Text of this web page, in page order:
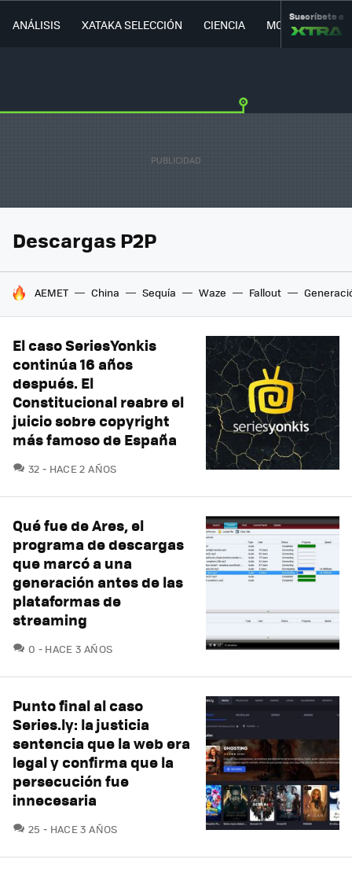
ANÁLISIS XATAKA SELECCIÓN CIENCIA MOVILIDAD
Suscríbete a
Descargas P2P
HOY SE HABLA DE
AEMET China Sequía Waze Fallout
El caso SeriesYonkis
continúa 16 años
después. El
Constitucional reabre el
juicio sobre copyright
más famoso de España
32 COMENTARIOS
HACE 2 AÑOS
Qué fue de Ares, el
programa de descargas
que marcó a una
generación antes de las
plataformas de
streaming
0 COMENTARIOS
HACE 3 AÑOS
Punto final al caso
Series.ly: la justicia
sentencia que la web era
legal y confirma que la
persecución fue
innecesaria
25 COMENTARIOS
HACE 3 AÑOS